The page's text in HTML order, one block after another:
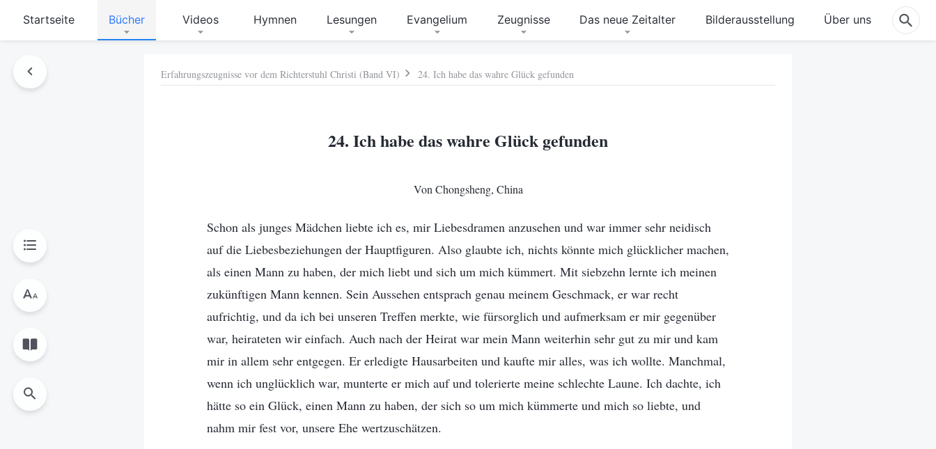
Startseite Bücher Videos Hymnen Lesungen Evangelium Zeugnisse Das neue Zeitalter Bilderausstellung Über uns
Erfahrungszeugnisse vor dem Richterstuhl Christi (Band VI) 24. Ich habe das wahre Glück gefunden
24. Ich habe das wahre Glück gefunden
Von Chongsheng, China
Schon als junges Mädchen liebte ich es, mir Liebesdramen anzusehen und war immer sehr neidisch
auf die Liebesbeziehungen der Hauptfiguren. Also glaubte ich, nichts könnte mich glücklicher machen,
als einen Mann zu haben, der mich liebt und sich um mich kümmert. Mit siebzehn lernte ich meinen
zukünftigen Mann kennen. Sein Aussehen entsprach genau meinem Geschmack, er war recht
aufrichtig, und da ich bei unseren Treffen merkte, wie fürsorglich und aufmerksam er mir gegenüber
war, heirateten wir einfach. Auch nach der Heirat war mein Mann weiterhin sehr gut zu mir und kam
mir in allem sehr entgegen. Er erledigte Hausarbeiten und kaufte mir alles, was ich wollte. Manchmal,
wenn ich unglücklich war, munterte er mich auf und tolerierte meine schlechte Laune. Ich dachte, ich
hätte so ein Glück, einen Mann zu haben, der sich so um mich kümmerte und mich so liebte, und
nahm mir fest vor, unsere Ehe wertzuschätzen.